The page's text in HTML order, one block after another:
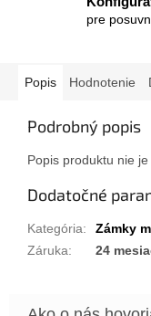
pre
Popis Hodnotenie
Podrobný popis
Popis produktu nie
Dodatočné
Kategória:
Zámky
Záruka: 24